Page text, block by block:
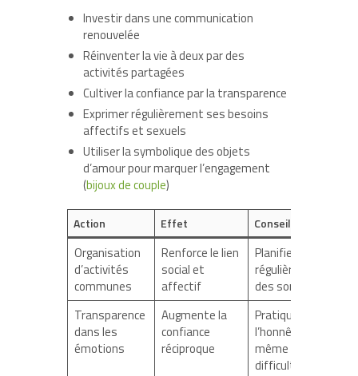
Investir dans une communication
renouvelée
Réinventer la vie à deux par des
activités partagées
Cultiver la confiance par la transparence
Exprimer régulièrement ses besoins
affectifs et sexuels
Utiliser la symbolique des objets
d’amour pour marquer l’engagement
(bijoux de couple)
Action Effet Conseil
Organisation
d’activités
communes
Renforce le lien
social et
affectif
Planifier
régulièrement
des sorties
Transparence
dans les
émotions
Augmente la
confiance
réciproque
Pratiquer
l’honnêteté
même sur les
difficultés